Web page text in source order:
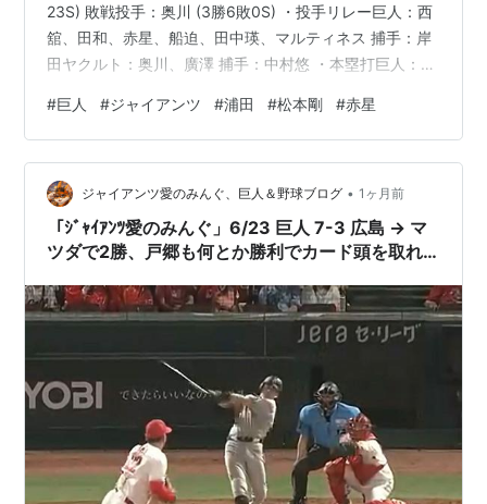
23S) 敗戦投手：奥川 (3勝6敗0S) ・投手リレー巨人：西
舘、田和、赤星、船迫、田中瑛、マルティネス 捕手：岸
田ヤクルト：奥川、廣澤 捕手：中村悠 ・本塁打巨人：ヤ
怜央～～～～～～～～～～～～～～～～～～～～～～～
～～～～～Giants Official
Web(https://www.giants.jp/game/20260701_3035_1/)
～～～～～～～～～～～～～～～～～～～～～～～～～
～～～ …
#巨人 #ジャイアンツ #浦田 #松本剛 #赤星
ジャイアンツ愛のみんぐ、巨人＆野球ブログ • 1ヶ月前
「ｼﾞｬｲｱﾝﾂ愛のみんぐ」6/23 巨人 7-3 広島 → マ
ツダで2勝、戸郷も何とか勝利でカード頭を取れ